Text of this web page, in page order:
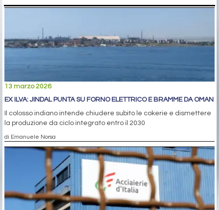
13 marzo 2026
EX ILVA: JINDAL PUNTA SU FORNO ELETTRICO E BRAMME DA OMAN
Il colosso indiano intende chiudere subito le cokerie e dismettere
la produzione da ciclo integrato entro il 2030
di Emanuele Norsa